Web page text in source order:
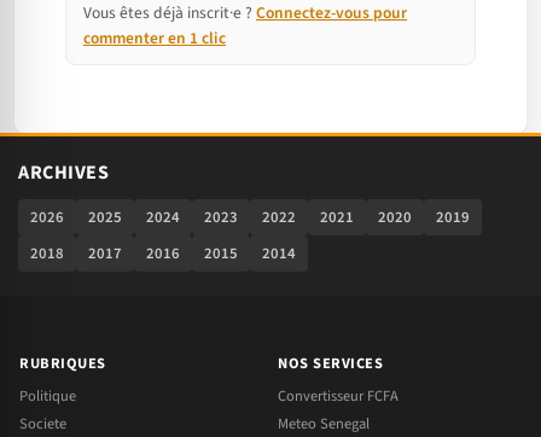
Vous êtes déjà inscrit·e ? Connectez-vous pour
commenter en 1 clic
ARCHIVES
2026 2025 2024 2023 2022 2021 2020
2019
2018
2017 2016 2015 2014
RUBRIQUES
Politique
Societe
NOS SERVICES
Convertisseur FCFA
Meteo Senegal